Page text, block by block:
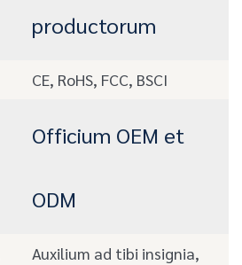
productorum
CE, RoHS, FCC, BSCI
Officium OEM et
ODM
Auxilium ad tibi insignia,